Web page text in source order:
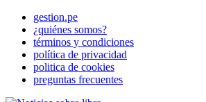
gestion.pe
¿quiénes somos?
términos y condiciones
política de privacidad
politica de cookies
preguntas frecuentes